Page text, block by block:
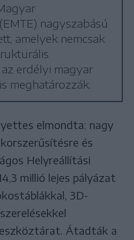
nagyszabású
amelyek nemcsak
erdélyi magyar
meghatározzák.
elmondta: nagy
és
Helyreállítási
millió lejes pályázat
3D-
Átadták a